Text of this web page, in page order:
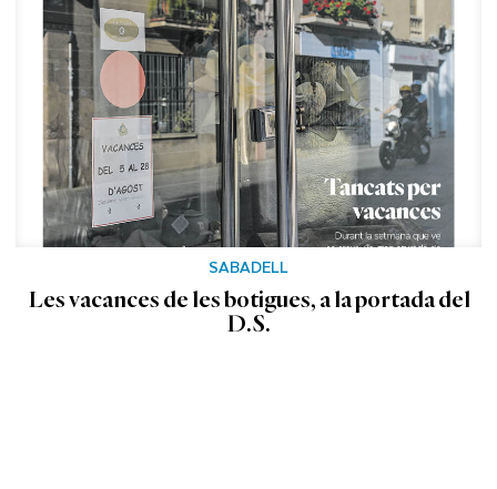
SABADELL
Les vacances de les botigues, a la portada del
D.S.